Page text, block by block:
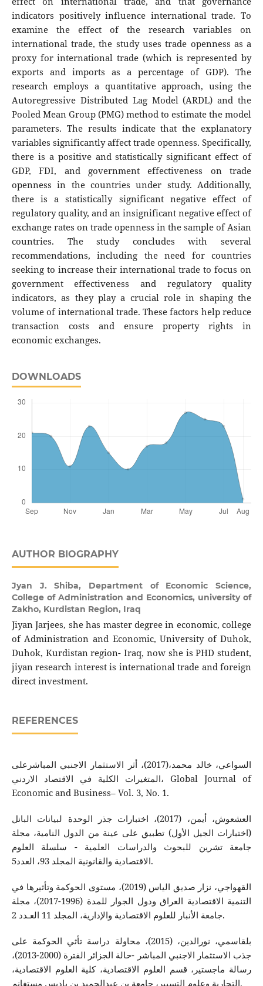
indicators positively influence international trade. To
examine the effect of the research variables on
international trade, the study uses trade openness as a
proxy for international trade (which is represented by
exports and imports as a percentage of GDP). The
research employs a quantitative approach, using the
Autoregressive Distributed Lag Model (ARDL) and the
Pooled Mean Group (PMG) method to estimate the model
parameters. The results indicate that the explanatory
variables significantly affect trade openness. Specifically,
there is a positive and statistically significant effect of
GDP, FDI, and government effectiveness on trade
openness in the countries under study. Additionally,
there is a statistically significant negative effect of
regulatory quality, and an insignificant negative effect of
exchange rates on trade openness in the sample of Asian
countries. The study concludes with several
recommendations, including the need for countries
seeking to increase their international trade to focus on
government effectiveness and regulatory quality
indicators, as they play a crucial role in shaping the
volume of international trade. These factors help reduce
transaction costs and ensure property rights in
economic exchanges.
DOWNLOADS
AUTHOR BIOGRAPHY
Jyan J. Shiba, Department of Economic Science,
College of Administration and Economics, university of
Zakho, Kurdistan Region, Iraq
Jiyan Jarjees, she has master degree in economic, college
of Administration and Economic, University of Duhok,
Duhok, Kurdistan region- Iraq, now she is PHD student,
jiyan research interest is international trade and foreign
direct investment.
REFERENCES
السواعي، خالد محمد،(2017)، أثر الاستثمار الاجنبي المباشرعلى
المتغيرات الكلية في الاقتصاد الاردني، Global Journal of
Economic and Business– Vol. 3, No. 1.
العشعوش، أيمن، (2017)، اختبارات جذر الوحدة لبيانات البانل
(اختبارات الجيل الأول) تطبيق على عينة من الدول النامية، مجلة
جامعة تشرين للبحوث والدراسات العلمية - سلسلة العلوم
الاقتصادية والقانونية المجلد 93، العدد5.
القهواجي، نزار صديق الياس (2019)، مستوى الحوكمة وتأثيرها في
التنمية الاقتصادية العراق ودول الجوار للمدة (1996-2017)، مجلة
جامعة الأنبار للعلوم الاقتصادية والإدارية، المجلد 11 العـدد 2.
بلقاسمي، نورالدين، (2015)، محاولة دراسة تأثي الحوكمة على
جذب الاستثمار الاجنبي المباشر -حالة الجزائر الفترة (2000-2013)،
رسالة ماجستير، قسم العلوم الاقتصادية، كلية العلوم الاقتصادية،
التجارية وعلوم التسيير، جامعة بن عبدالجميد بن باديس مستغانم.